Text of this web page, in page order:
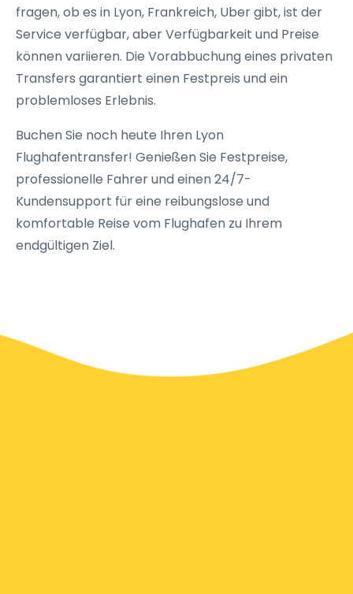
fragen, ob es in Lyon, Frankreich, Uber gibt, ist der
Service verfügbar, aber Verfügbarkeit und Preise
können variieren. Die Vorabbuchung eines privaten
Transfers garantiert einen Festpreis und ein
problemloses Erlebnis.
Buchen Sie noch heute Ihren Lyon
Flughafentransfer! Genießen Sie Festpreise,
professionelle Fahrer und einen 24/7-
Kundensupport für eine reibungslose und
komfortable Reise vom Flughafen zu Ihrem
endgültigen Ziel.